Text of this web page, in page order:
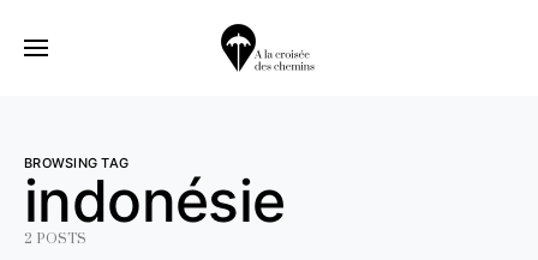
BROWSING TAG
indonésie
2 POSTS